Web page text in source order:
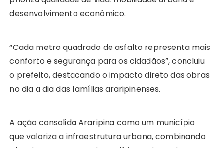
desenvolvimento econômico.
“Cada metro quadrado de asfalto representa mais
conforto e segurança para os cidadãos”, concluiu
o prefeito, destacando o impacto direto das obras
no dia a dia das famílias araripinenses.
A ação consolida Araripina como um município
que valoriza a infraestrutura urbana, combinando